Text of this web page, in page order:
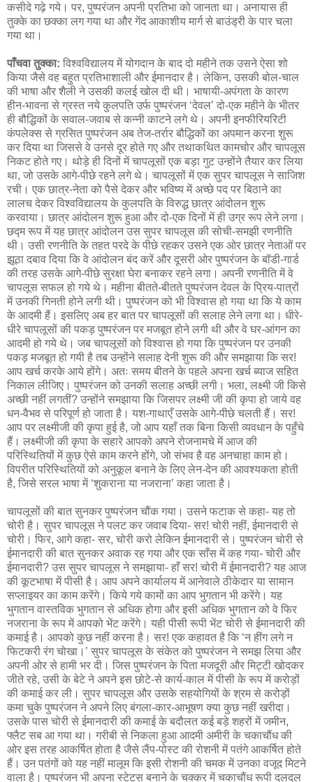
कसीदे गढ़े गये। पर, पुष्परंजन अपनी प्रतिभा को जानता था। अनायास ही
तुक्के का छक्का लग गया था और गेंद आकाशीय मार्ग से बाउंड्री के पार चला
गया था।
पाँचवा तुक्का: विश्वविद्यालय में योगदान के बाद दो महीने तक उसने ऐसा शो
किया जैसे वह बहुत प्रतिभाशाली और ईमानदार है। लेकिन, उसकी बोल-चाल
की भाषा और शैली ने उसकी कलई खोल दी थी। भाषायी-अपंगता के कारण
हीन-भावना से ग्रस्त नये कुलपति उर्फ पुष्परंजन ‘देवल’ दो-एक महीने के भीतर
ही बौद्धिकों के सवाल-जवाब से कन्नी काटने लगे थे। अपनी इनफीरियरिटी
कंपलेक्स से ग्रसित पुष्परंजन अब तेज-तर्रार बौद्धिकों का अपमान करना शुरू
कर दिया था जिससे वे उनसे दूर होते गए और तथाकथित कामचोर और चापलूस
निकट होते गए। थोड़े ही दिनों में चापलूसों एक बड़ा गुट उन्होंने तैयार कर लिया
था, जो उसके आगे-पीछे रहने लगे थे। चापलूसों में एक सुपर चापलूस ने साजिश
रची। एक छात्र-नेता को पैसे देकर और भविष्य में अच्छे पद पर बिठाने का
लालच देकर विश्वविद्यालय के कुलपति के विरुद्ध छात्र आंदोलन शुरू
करवाया। छात्र आंदोलन शुरू हुआ और दो-एक दिनों में ही उग्र रूप लेने लगा।
छद्म रूप में यह छात्र आंदोलन उस सुपर चापलूस की सोची-समझी रणनीति
थी। उसी रणनीति के तहत परदे के पीछे रहकर उसने एक ओर छात्र नेताओं पर
झूठा दबाव दिया कि वे आंदोलन बंद करें और दूसरी ओर पुष्परंजन के बॉडी-गार्ड
की तरह उसके आगे-पीछे सुरक्षा घेरा बनाकर रहने लगा। अपनी रणनीति में वे
चापलूस सफल हो गये थे। महीना बीतते-बीतते पुष्परंजन देवल के प्रिय-पात्रों
में उनकी गिनती होने लगी थी। पुष्परंजन को भी विश्वास हो गया था कि ये काम
के आदमी हैं। इसलिए अब हर बात पर चापलूसों की सलाह लेने लगा था। धीरे-
धीरे चापलूसों की पकड़ पुष्परंजन पर मजबूत होने लगी थी और वे घर-आंगन का
आदमी हो गये थे। जब चापलूसों को विश्वास हो गया कि पुष्परंजन पर उनकी
पकड़ मजबूत हो गयी है तब उन्होंने सलाह देनी शुरू की और समझाया कि सर!
आप खर्च करके आये होंगे। अतः समय बीतने के पहले अपना खर्च ब्याज सहित
निकाल लीजिए। पुष्परंजन को उनकी सलाह अच्छी लगी। भला, लक्ष्मी जी किसे
अच्छी नहीं लगतीं? उन्होंने समझाया कि जिसपर लक्ष्मी जी की कृपा हो जाये वह
धन-वैभव से परिपूर्ण हो जाता है। यश-गाथाएँ उसके आगे-पीछे चलती हैं। सर!
आप पर लक्ष्मीजी की कृपा हुई है, जो आप यहाँ तक बिना किसी व्यवधान के पहुँचे
हैं। लक्ष्मीजी की कृपा के सहारे आपको अपने रोजनामचे में आज की
परिस्थितियों में कुछ ऐसे काम करने होंगे, जो संभव है वह अनचाहा काम हो।
विपरीत परिस्थितियों को अनुकूल बनाने के लिए लेन-देन की आवश्यकता होती
है, जिसे सरल भाषा में ‘शुकराना या नजराना’ कहा जाता है।
चापलूसों की बात सुनकर पुष्परंजन चौंक गया। उसने फटाक से कहा- यह तो
चोरी है। सुपर चापलूस ने पलट कर जवाब दिया- सर! चोरी नहीं, ईमानदारी से
चोरी। फिर, आगे कहा- सर, चोरी करो लेकिन ईमानदारी से। पुष्परंजन चोरी से
ईमानदारी की बात सुनकर अवाक रह गया और एक साँस में कह गया- चोरी और
ईमानदारी? उस सुपर चापलूस ने समझाया- हाँ सर! चोरी में ईमानदारी? यह आज
की कूटभाषा में पीसी है। आप अपने कार्यालय में आनेवाले ठीकेदार या सामान
सप्लाइयर का काम करेंगे। किये गये कामों का आप भुगतान भी करेंगे। यह
भुगतान वास्तविक भुगतान से अधिक होगा और इसी अधिक भुगतान को वे फिर
नजराना के रूप में आपको भेंट करेंगे। यही पीसी रूपी भेंट चोरी से ईमानदारी की
कमाई है। आपको कुछ नहीं करना है। सर! एक कहावत है कि ‘न हींग लगे न
फिटकरी रंग चोखा।’ सुपर चापलूस के संकेत को पुष्परंजन ने समझ लिया और
अपनी ओर से हामी भर दी। जिस पुष्परंजन के पिता मजदूरी और मिट्टी खोदकर
जीते रहे, उसी के बेटे ने अपने इस छोटे-से कार्य-काल में पीसी के रूप में करोड़ों
की कमाई कर ली। सुपर चापलूस और उसके सहयोगियों के श्रम से करोड़ों
कमा चुके पुष्परंजन ने अपने लिए बंगला-कार-आभूषण क्या कुछ नहीं खरीदा।
उसके पास चोरी से ईमानदारी की कमाई के बदौलत कई बड़े शहरों में जमीन,
फ्लैट सब आ गया था। गरीबी से निकला हुआ आदमी अमीरी के चकाचौंध की
ओर इस तरह आकर्षित होता है जैसे लैंप-पोस्ट की रोशनी में पतंगे आकर्षित होते
हैं। उन पतंगों को यह नहीं मालूम कि इसी रोशनी की चमक में उनका वजूद मिटने
वाला है। पुष्परंजन भी अपना स्टेटस बनाने के चक्कर में चकाचौंध रूपी दलदल